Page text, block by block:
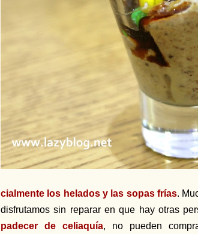
cialmente los helados y las sopas frías.
disfrutamos sin reparar en que hay otras
padecer de celiaquía, no pueden